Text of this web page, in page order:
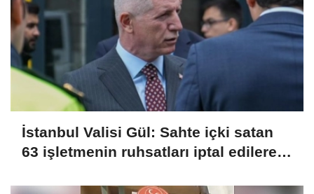
İstanbul Valisi Gül: Sahte içki satan
63 işletmenin ruhsatları iptal edilerek